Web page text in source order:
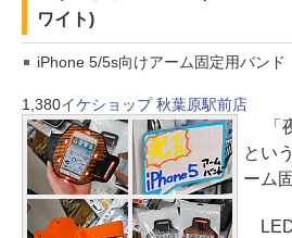
ワイト)
iPhone 5/5s向けアーム固定用バンド
1,380イケショップ 秋葉原駅前店
「夜
とい
ーム
LED